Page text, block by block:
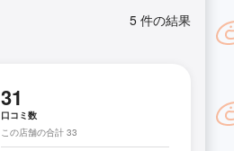
5 件の結果
31
口コミ数
この店舗の合計 33